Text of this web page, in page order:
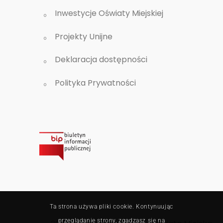
Inwestycje Oświaty Miejskiej
Projekty Unijne
Deklaracja dostępności
Polityka Prywatności
Ta strona używa pliki cookie. Kontynuując
przeglądanie strony, zgadzasz się na